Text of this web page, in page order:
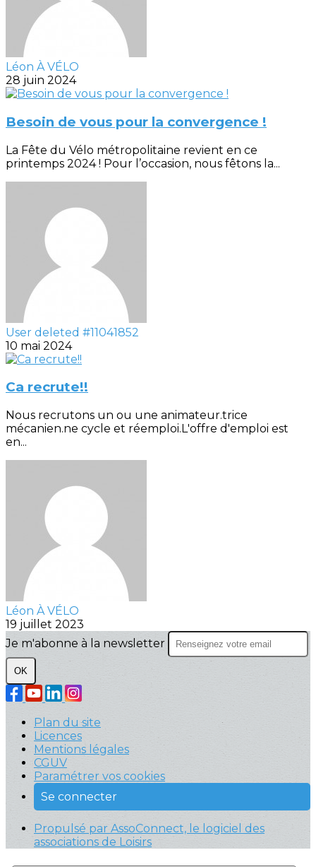
Léon À VÉLO
28 juin 2024
Besoin de vous pour la convergence !
La Fête du Vélo métropolitaine revient en ce
printemps 2024 ! Pour l’occasion, nous fêtons la...
User deleted #11041852
10 mai 2024
Ca recrute!!
Nous recrutons un ou une animateur.trice
mécanien.ne cycle et réemploi.L'offre d'emploi est
en...
Léon À VÉLO
19 juillet 2023
Je m'abonne à la newsletter
OK
Plan du site
Licences
Mentions légales
CGUV
Paramétrer vos cookies
Se connecter
Propulsé par AssoConnect, le logiciel des
associations de Loisirs